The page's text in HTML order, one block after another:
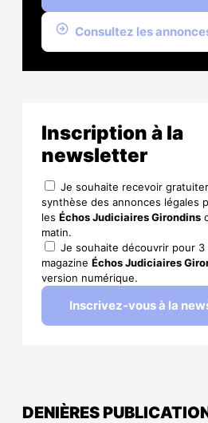
Consultez les
Inscription à la
newsletter
Je souhaite recevoir
synthèse des annonces légales
les Échos Judiciaires Girondins
matin.
Je souhaite découvrir pour 3
magazine Échos Judiciaires
version numérique.
Inscrivez-vous à la
DENIÈRES